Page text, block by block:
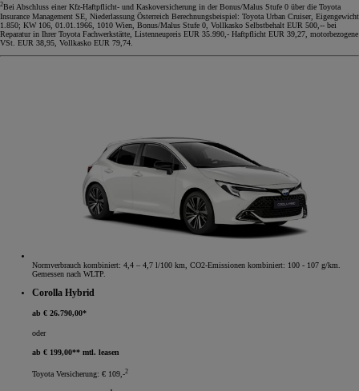
2Bei Abschluss einer Kfz-Haftpflicht- und Kaskoversicherung in der Bonus/Malus Stufe 0 über die Toyota
Insurance Management SE, Niederlassung Österreich Berechnungsbeispiel: Toyota Urban Cruiser, Eigengewicht
1.850; KW 106, 01.01.1966, 1010 Wien, Bonus/Malus Stufe 0, Vollkasko Selbstbehalt EUR 500,-- bei
Reparatur in Ihrer Toyota Fachwerkstätte, Listenneupreis EUR 35.990,- Haftpflicht EUR 39,27, motorbezogene
VSt. EUR 38,95, Vollkasko EUR 79,74.
Normverbrauch kombiniert: 4,4 – 4,7 l/100 km, CO2-Emissionen kombiniert: 100 - 107 g/km.
Gemessen nach WLTP.
Corolla Hybrid
ab € 26.790,00*
oder
ab € 199,00** mtl. leasen
Toyota Versicherung: € 109,-2